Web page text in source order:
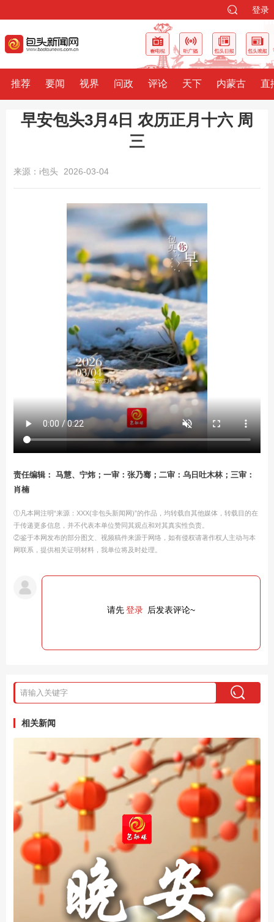
登录
推荐 要闻 视界 问政 评论 天下 内蒙古 直
早安包头3月4日 农历正月十六 周
三
来源：i包头 2026-03-04
责任编辑： 马慧、宁炜；一审：张乃骞；二审：乌日吐木林；三审：
肖楠
①凡本网注明“来源：XXX(非包头新闻网)”的作品，均转载自其他媒体，转载目的在
于传递更多信息，并不代表本单位赞同其观点和对其真实性负责。
②鉴于本网发布的部分图文、视频稿件来源于网络，如有侵权请著作权人主动与本
网联系，提供相关证明材料，我单位将及时处理。
请先登录 后发表评论~
相关新闻